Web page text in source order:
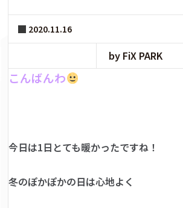
2020.11.16
by FiX PARK
こんばんわ
今日は1日とても暖かったですね！
冬のぽかぽかの日は心地よく